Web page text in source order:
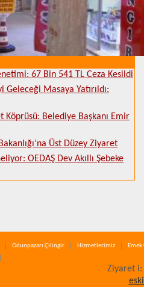
67 Bin 541 TL Ceza Kesildi
Geleceği Masaya Yatırıldı:
Köprüsü: Belediye Başkanı Emir
Üst Düzey Ziyaret
OEDAŞ Dev Akıllı Şebeke
Odunpazarı Çilingir Hizmetlerimiz
Ziyaret i: